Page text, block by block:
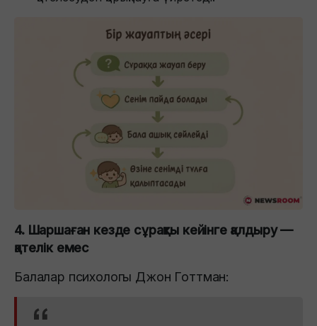
4. Шаршаған кезде сұрақты кейінге қалдыру —
қателік емес
Балалар психологы Джон Готтман: